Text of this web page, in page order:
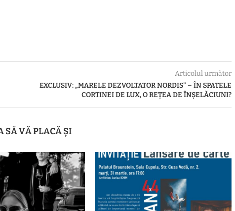
Articolul următor
EXCLUSIV: „MARELE DEZVOLTATOR NORDIS” – ÎN SPATELE
CORTINEI DE LUX, O REȚEA DE ÎNȘELĂCIUNI?
SĂ VĂ PLACĂ ȘI